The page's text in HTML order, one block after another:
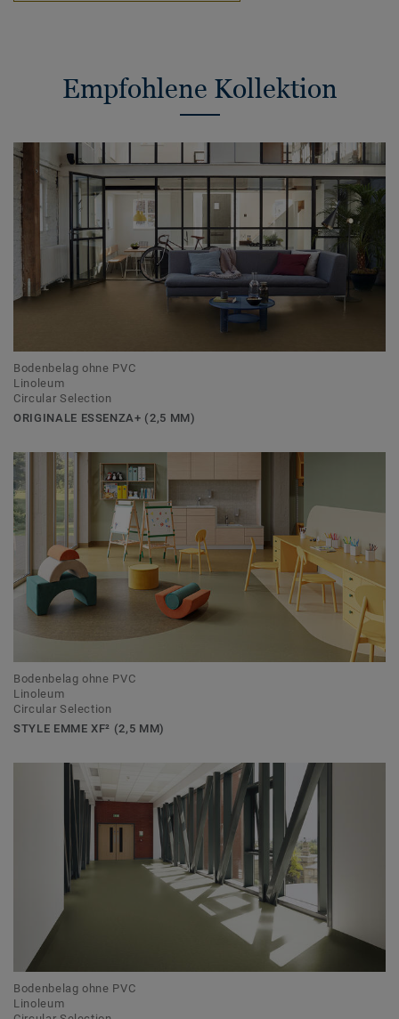
Empfohlene Kollektion
Bodenbelag ohne PVC
Linoleum
Circular Selection
ORIGINALE ESSENZA+ (2,5 MM)
Bodenbelag ohne PVC
Linoleum
Circular Selection
STYLE EMME XF² (2,5 MM)
Bodenbelag ohne PVC
Linoleum